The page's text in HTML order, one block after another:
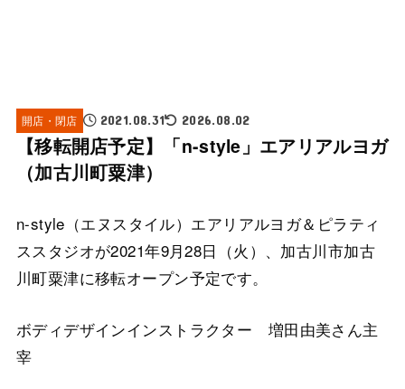
開店・閉店 2021.08.31 2026.08.02
【移転開店予定】「n-style」エアリアルヨガ
（加古川町粟津）
n-style（エヌスタイル）エアリアルヨガ＆ピラティ
ススタジオが2021年9月28日（火）、加古川市加古
川町粟津に移転オープン予定です。
ボディデザインインストラクター 増田由美さん主
宰